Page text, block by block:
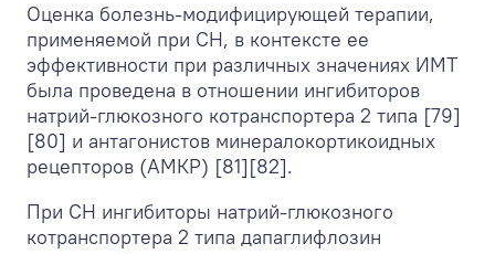
Оценка болезнь-модифицирующей терапии,
применяемой при СН, в контексте ее
эффективности при различных значениях ИМТ
была проведена в отношении ингибиторов
натрий-глюкозного котранспортера 2 типа [79]
[80] и антагонистов минералокортикоидных
рецепторов (АМКР) [81][82].
При СН ингибиторы натрий-глюкозного
котранспортера 2 типа дапаглифлозин